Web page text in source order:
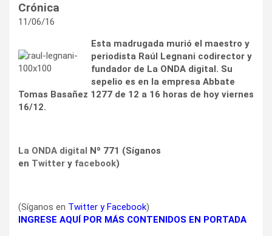
Crónica
11/06/16
Esta madrugada murió el maestro y
periodista Raúl Legnani codirector y
fundador de La ONDA digital. Su
sepelio es en la empresa Abbate
Tomas Basañez 1277 de 12 a 16 horas de hoy viernes
16/12.
La ONDA digital Nº 771 (Síganos
en Twitter y facebook)
(Síganos en Twitter yFacebook)
INGRESE AQUÍ POR MÁS CONTENIDOS EN PORTADA